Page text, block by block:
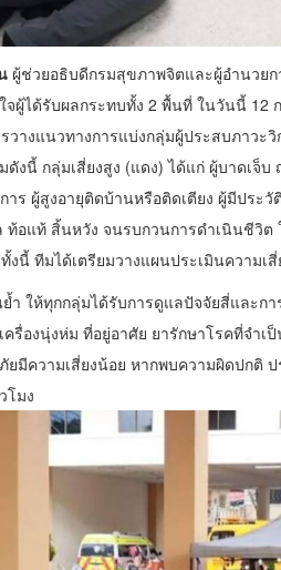
ผู้ช่วยอธิบดีกรมสุขภาพจิตและผู้อำนวย
ผู้ได้รับผลกระทบทั้ง 2 พื้นที่ ในวันนี้ 12
างแนวทางการแบ่งกลุ่มผู้ประสบภาวะวิ
ดังนี้ กลุ่มเสี่ยงสูง (แดง) ได้แก่ ผู้บาดเจ็
าร ผู้สูงอายุติดบ้านหรือติดเตียง ผู้มีประ
ท้อแท้ สิ้นหวัง จนรบกวนการดำเนินชีวิต
นี้ ทีมได้เตรียมวางแผนประเมินความเ
ย้ำ ให้ทุกกลุ่มได้รับการดูแลปัจจัยสี่และ
รื่องนุ่งห่ม ที่อยู่อาศัย ยารักษาโรคที่จำเ
มีความเสี่ยงน้อย หากพบความผิดปกติ
โมง